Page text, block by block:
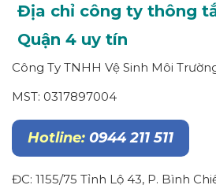
Địa chỉ công ty thông
Quận 4 uy tín
Công Ty TNHH Vệ Sinh Môi
MST: 0317897004
Hotline: 0944 211 511
ĐC: 1155/75 Tỉnh Lộ 43, P. Bình